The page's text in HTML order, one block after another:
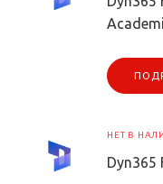
НЕТ В
Dyn365